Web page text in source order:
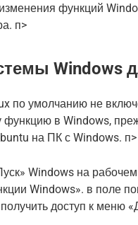
функций
п>
Windows
по умолчанию не
функцию в Windows,
на ПК с Windows. п>
Windows на
Windows». в поле
доступ к меню